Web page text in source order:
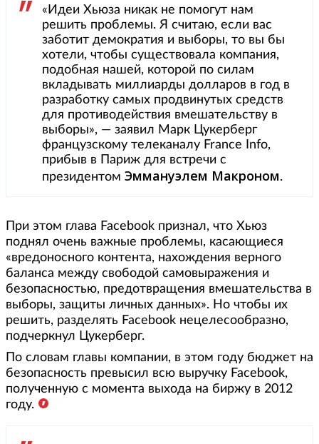
«Идеи Хьюза никак не помогут нам
решить проблемы. Я считаю, если вас
заботит демократия и выборы, то вы бы
хотели, чтобы существовала компания,
подобная нашей, которой по силам
вкладывать миллиарды долларов в год в
разработку самых продвинутых средств
для противодействия вмешательству в
выборы», — заявил Марк Цукерберг
французскому телеканалу France Info,
прибыв в Париж для встречи с
президентом Эммануэлем Макроном.
При этом глава Facebook признал, что Хьюз
поднял очень важные проблемы, касающиеся
«вредоносного контента, нахождения верного
баланса между свободой самовыражения и
безопасностью, предотвращения вмешательства в
выборы, защиты личных данных». Но чтобы их
решить, разделять Facebook нецелесообразно,
подчеркнул Цукерберг.
По словам главы компании, в этом году бюджет на
безопасность превысил всю выручку Facebook,
полученную с момента выхода на биржу в 2012
году.